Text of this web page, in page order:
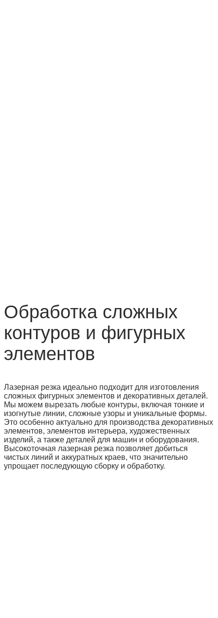
Обработка сложных
контуров и фигурных
элементов
Лазерная резка идеально подходит для изготовления
сложных фигурных элементов и декоративных деталей.
Мы можем вырезать любые контуры, включая тонкие и
изогнутые линии, сложные узоры и уникальные формы.
Это особенно актуально для производства декоративных
элементов, элементов интерьера, художественных
изделий, а также деталей для машин и оборудования.
Высокоточная лазерная резка позволяет добиться
чистых линий и аккуратных краев, что значительно
упрощает последующую сборку и обработку.